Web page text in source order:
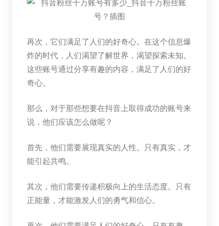
再次，它们满足了人们的好奇心。在这个信息爆
炸的时代，人们渴望了解世界，渴望探索未知。
这些账号通过分享有趣的内容，满足了人们的好
奇心。
那么，对于那些想要在抖音上取得成功的账号来
说，他们应该怎么做呢？
首先，他们需要展现真实的人性。只有真实，才
能引起共鸣。
其次，他们需要传递积极向上的生活态度。只有
正能量，才能激发人们的勇气和信心。